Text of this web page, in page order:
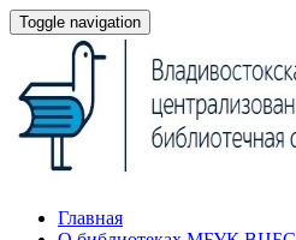
Toggle navigation
Главная